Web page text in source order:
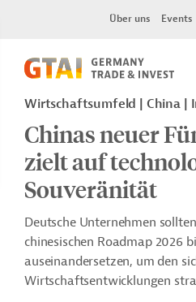
Über uns Events
Wirtschaftsumfeld | China |
Chinas neuer
zielt auf
Souveränität
Deutsche Unternehmen
chinesischen Roadmap 2026
auseinandersetzen, um den
Wirtschaftsentwicklungen